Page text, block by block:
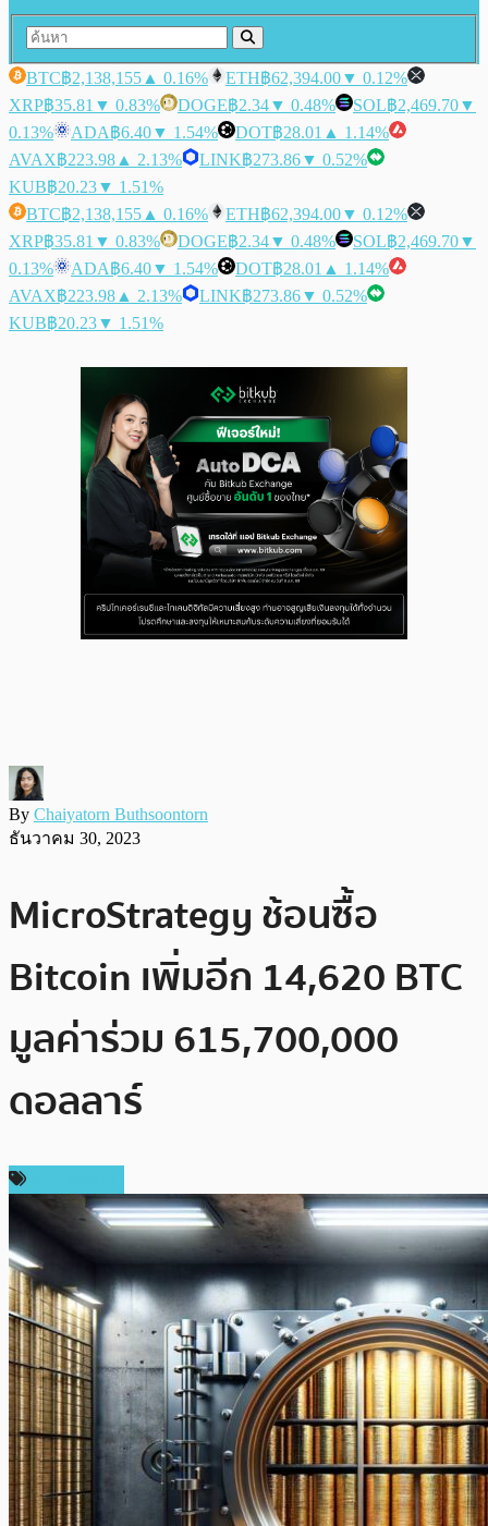
BTC฿2,138,155 ▲ 0.16% ETH฿62,394.00▼ 0.12%
XRP฿35.81 ▼ 0.83% DOGE฿2.34▼ 0.48% SOL฿2,469.70▼
0.13%
ADA฿6.40▼ 1.54% DOT฿28.01 ▲ 1.14%
AVAX฿223.98 ▲ 2.13% LINK฿273.86▼ 0.52%
KUB฿20.23▼ 1.51%
BTC฿2,138,155 ▲ 0.16% ETH฿62,394.00▼ 0.12%
XRP฿35.81 ▼ 0.83% DOGE฿2.34▼ 0.48% SOL฿2,469.70▼
0.13%
ADA฿6.40▼ 1.54% DOT฿28.01 ▲ 1.14%
AVAX฿223.98 ▲ 2.13% LINK฿273.86▼ 0.52%
KUB฿20.23▼ 1.51%
By Chaiyatorn Buthsoontorn
ธันวาคม 30, 2023
MicroStrategy ช้อนซื้อ
Bitcoin เพิ่มอีก 14,620 BTC
มูลค่าร่วม 615,700,000
ดอลลาร์